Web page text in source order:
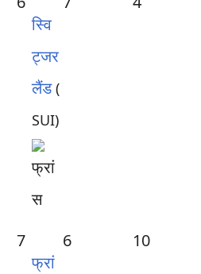
स्वि
ट्जर
लैंड (
SUI)
7
फ्रां
6 10